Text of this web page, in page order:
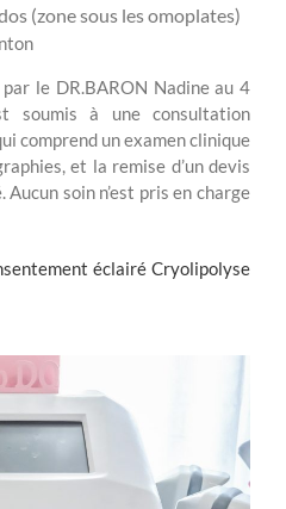
(zone sous les omoplates)
le DR.BARON Nadine au 4
soumis à une consultation
comprend un examen clinique
et la remise d’un devis
soin n’est pris en charge
éclairé Cryolipolyse